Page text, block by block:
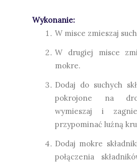
Wykonanie:
W misce zmieszaj
W drugiej misce
mokre.
Dodaj do suchych
pokrojone na
wymieszaj i
przypominać luźną
Dodaj mokre
połączenia